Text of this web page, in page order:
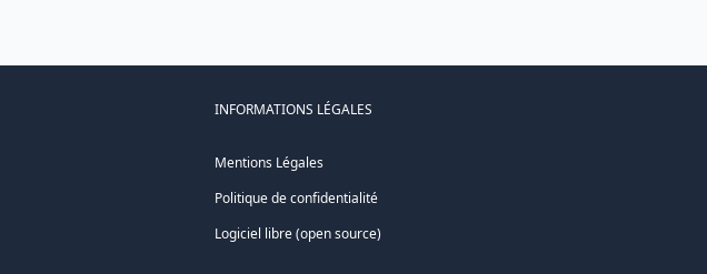
INFORMATIONS LÉGALES
Mentions Légales
Politique de confidentialité
Logiciel libre (open source)